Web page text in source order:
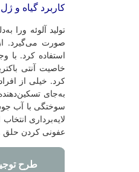
کاربرد گیاه و ژل آلوئه ورا
تولید آلوئه ورا به‌دلیل کاربرد وسیع
صورت می‌گیرد. از ژل آلوئه ورا
استفاده کرد. با وجود این گیاه، در
خاصیت آنتی باکتریال گیاه آلوئه
کرد. خیلی از افراد با قرار دادن ژل
به‌جای تسکین‌دهنده‌های شیمیایی
سوختگی با آب جوش و نور خورشید با
لایه‌برداری انتخاب ایده‌آلی است.
عفونی کردن حلق و گلو می‌گردد.
طرح توجیهی گلخانه